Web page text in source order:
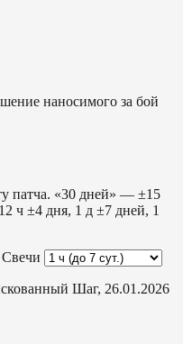
наносимого за бой
патча. «30 дней» — ±15
ч ±4 дня, 1 д ±7 дней, 1
Свечи
Шаг, 26.01.2026